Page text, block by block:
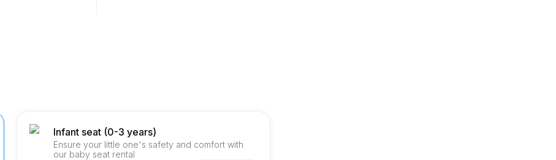
Infant seat (0-3 years)
Ensure your little one's safety and comfort with
our baby seat rental